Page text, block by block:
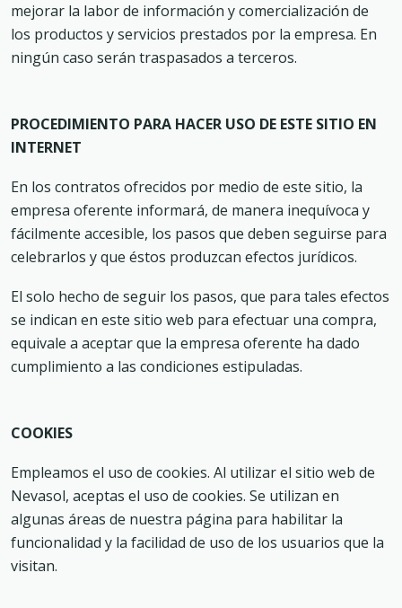
mejorar la labor de información y comercialización de
los productos y servicios prestados por la empresa. En
ningún caso serán traspasados a terceros.
PROCEDIMIENTO PARA HACER USO DE ESTE SITIO EN
INTERNET
En los contratos ofrecidos por medio de este sitio, la
empresa oferente informará, de manera inequívoca y
fácilmente accesible, los pasos que deben seguirse para
celebrarlos y que éstos produzcan efectos jurídicos.
El solo hecho de seguir los pasos, que para tales efectos
se indican en este sitio web para efectuar una compra,
equivale a aceptar que la empresa oferente ha dado
cumplimiento a las condiciones estipuladas.
COOKIES
Empleamos el uso de cookies. Al utilizar el sitio web de
Nevasol, aceptas el uso de cookies. Se utilizan en
algunas áreas de nuestra página para habilitar la
funcionalidad y la facilidad de uso de los usuarios que la
visitan.